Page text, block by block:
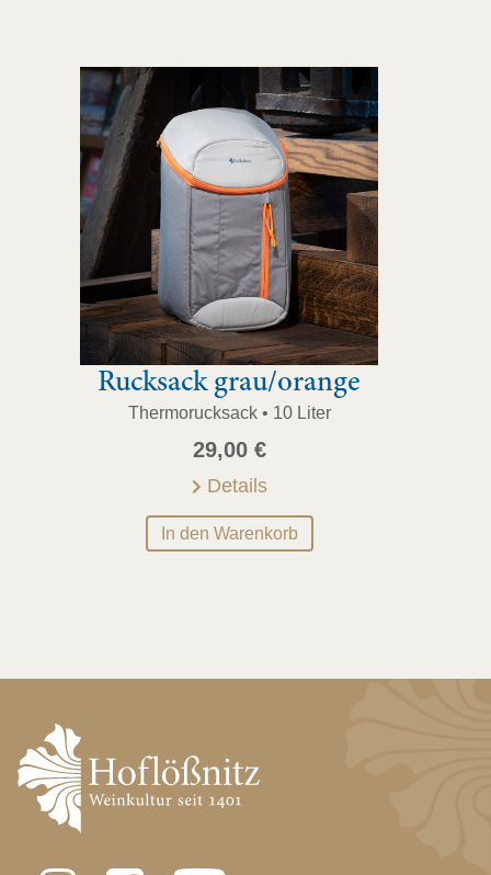
Rucksack grau/orange
Thermorucksack • 10 Liter
29,00 €
Details
In den Warenkorb